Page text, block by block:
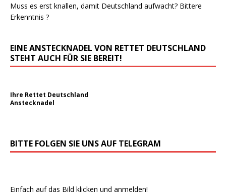
Muss es erst knallen, damit Deutschland aufwacht? Bittere
Erkenntnis ?
EINE ANSTECKNADEL VON RETTET DEUTSCHLAND
STEHT AUCH FÜR SIE BEREIT!
Ihre Rettet Deutschland
Anstecknadel
BITTE FOLGEN SIE UNS AUF TELEGRAM
Einfach auf das Bild klicken und anmelden!